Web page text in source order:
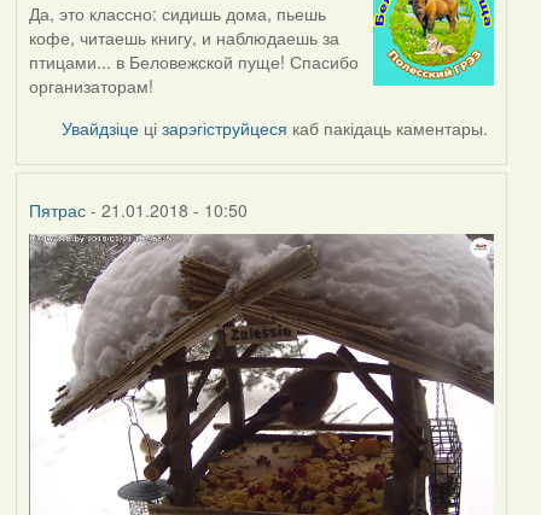
Да, это классно: сидишь дома, пьешь
кофе, читаешь книгу, и наблюдаешь за
птицами... в Беловежской пуще! Спасибо
организаторам!
Увайдзіце цізарэгіструйцеся каб пакідаць каментары.
Пятрас- 21.01.2018 - 10:50